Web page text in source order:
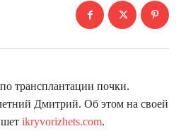
трансплантации почки.
Дмитрий. Об этом на своей
ikryvorizhets.com.